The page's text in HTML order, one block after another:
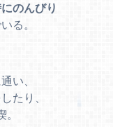
のんびり
る。
い、
たり、